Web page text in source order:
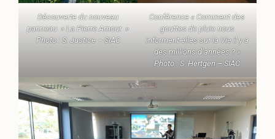
Découverte du nouveau
panneau » La Pierre Amour »
Photo : S. Justice – SIAC
Conférence « Comment des
gouttes de pluie nous
informent-elles sur la Vie il y a
des millions d’années ? »
Photo : S. Hertgen – SIAC